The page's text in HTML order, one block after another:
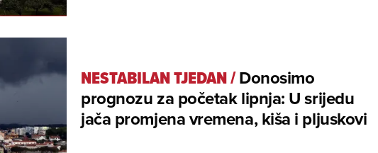
NESTABILAN TJEDAN/Donosimo
prognozu za početak lipnja: U srijedu
jača promjena vremena, kiša i pljuskovi